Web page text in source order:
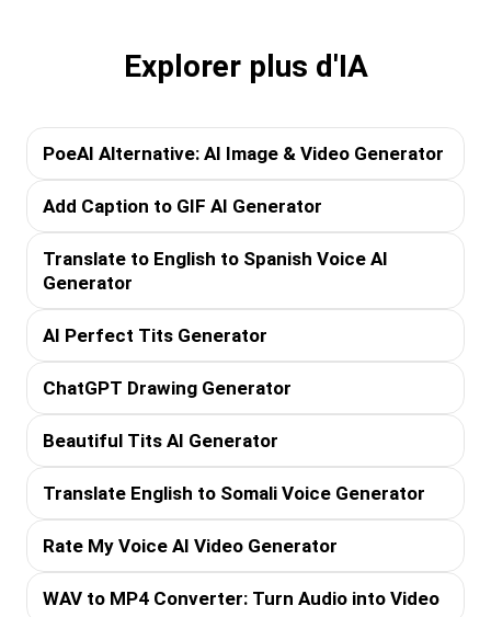
Explorer plus d'IA
PoeAI Alternative: AI Image & Video Generator
Add Caption to GIF AI Generator
Translate to English to Spanish Voice AI
Generator
AI Perfect Tits Generator
ChatGPT Drawing Generator
Beautiful Tits AI Generator
Translate English to Somali Voice Generator
Rate My Voice AI Video Generator
WAV to MP4 Converter: Turn Audio into Video